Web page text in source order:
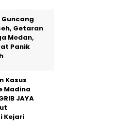
Guncang
Getaran
Medan,
Panik
Kasus
Madina
JAYA
Kejari